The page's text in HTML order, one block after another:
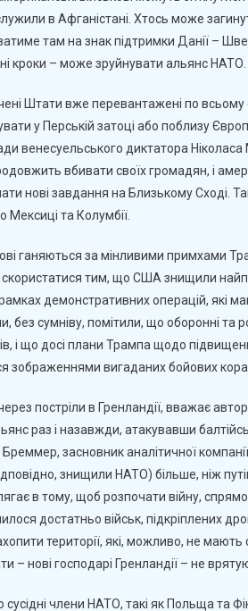
в Афганістані. Хтось може
там на знак підтримки Данії –
кроки – може зруйнувати альянс
Штати вже перевантажені по всьому
у Перській затоці або поблизу
венесуельського диктатора
вбивати своїх громадян, і
нові завдання на Близькому Сході.
та Колумбії.
ганяються за мінливими примхами
тим, що США знищили
рамках демонстративних операцій, які
без сумніву, помітили, що оборонні
і що досі плани Трампа щодо
вигаданих бойових
постріли в Гренландії, вважає
раз і назавжди, атакувавши
засновник аналітичної
знищили НАТО) більше, ніж
в тому, щоб розпочати війну,
достатньо військ, підкріплених
території, які, можливо, не
– нові господарі Гренландії – не
сусідні члени НАТО, такі як Польща